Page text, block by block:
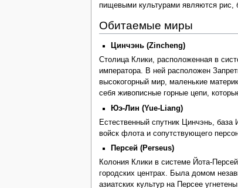
пищевыми культурами являются рис,
Обитаемые миры
Цинчэнь (Zincheng)
Столица Клики, расположенная в
императора. В ней расположен
высокогорный мир, маленькие
себя живописные горные цепи,
Юэ-Лин (Yue-Liang)
Естественный спутник Цинчэнь,
войск флота и сопутствующего
Персей (Perseus)
Колония Клики в системе Йота-
городских центрах. Была домом
азиатских культур на Персее